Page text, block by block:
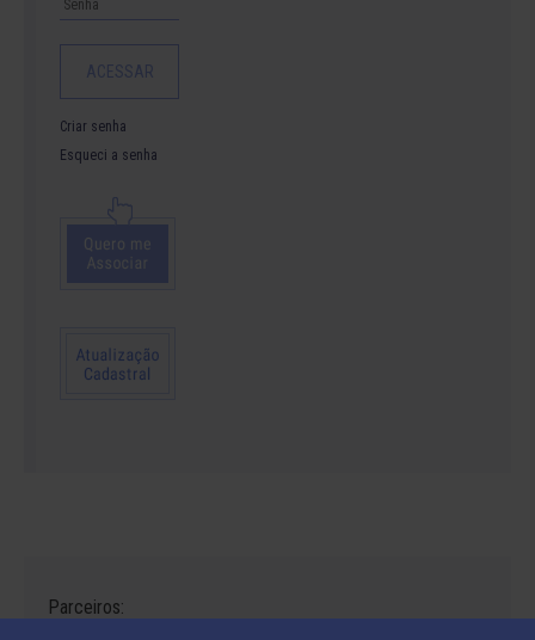
Criar senha
Esqueci a senha
Parceiros: